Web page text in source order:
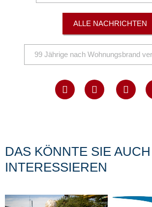
ALLE NACHRICHTEN
99 Jährige nach Wohnungsbrand
DAS KÖNNTE SIE AUCH
INTERESSIEREN